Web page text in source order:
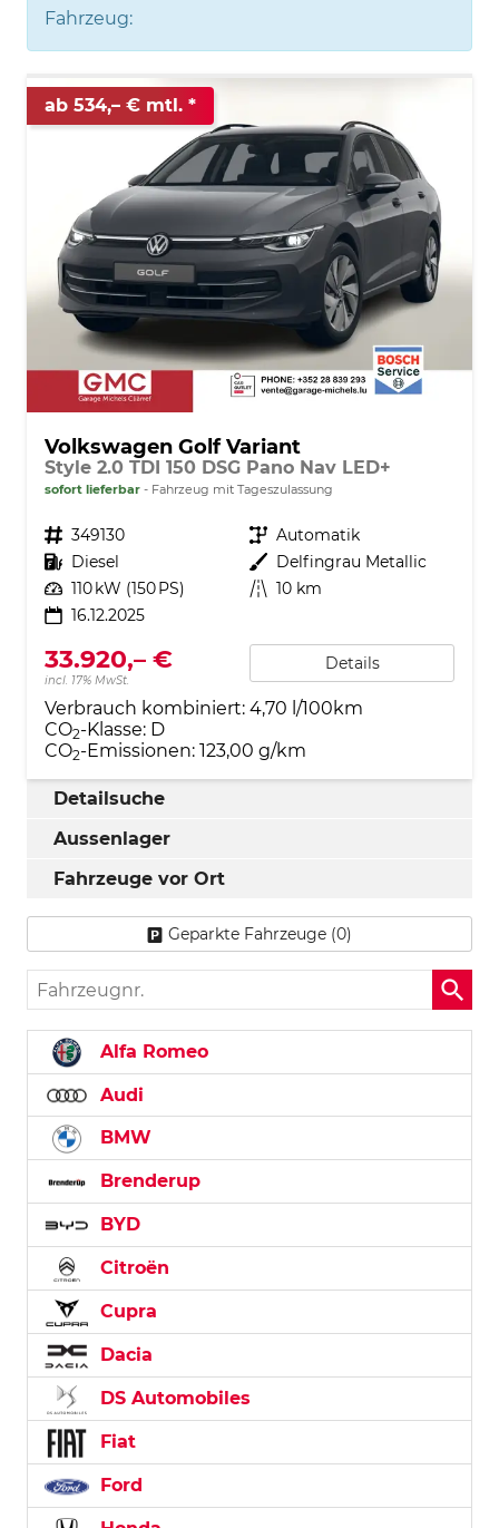
Fahrzeug:
ab 534,– € mtl.
Volkswagen Golf Variant
Style 2.0 TDI 150 DSG Pano Nav LED+
sofort lieferbar Fahrzeug mit Tageszulassung
Fahrzeugnr. 349130 Getriebe Automatik
Kraftstoff Diesel Außenfarbe Delfingrau Metallic
Leistung 110 kW (150 PS) Kilometerstand 10 km
16.12.2025
33.920,– €
incl. 17% MwSt.
Details
Verbrauch kombiniert: 4,70 l/100km
CO2-Klasse: D
CO2-Emissionen: 123,00 g/km
Detailsuche
Aussenlager
Fahrzeuge vor Ort
Geparkte Fahrzeuge (0)
Fahrzeugnr.
Alfa Romeo
Audi
BMW
Brenderup
BYD
Citroën
Cupra
Dacia
DS Automobiles
Fiat
Ford